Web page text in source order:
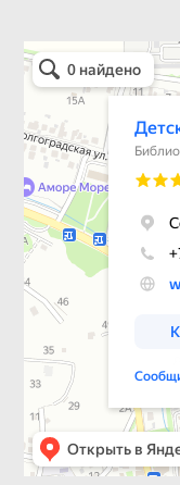
Детская библиотека-
Библиотека в